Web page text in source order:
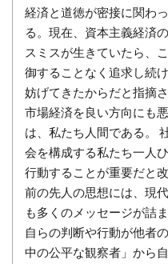
経済と道徳が密接に関わ
る。現在、資本主義経済
スミスが生きていたら、
御することなく追求し続
妨げてきたからだと指摘
市場経済を良い方向にも
は、私たち人間である。
会を構成する私たち一人
行動することが重要だと
前の先人の思想には、現
も多くのメッセージが詰
自らの判断や行動が他者
中の公平な観察者」から